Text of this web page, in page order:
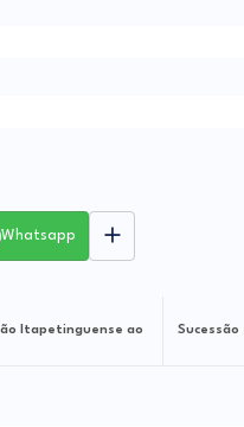
Whatsapp
Itapetinguense ao